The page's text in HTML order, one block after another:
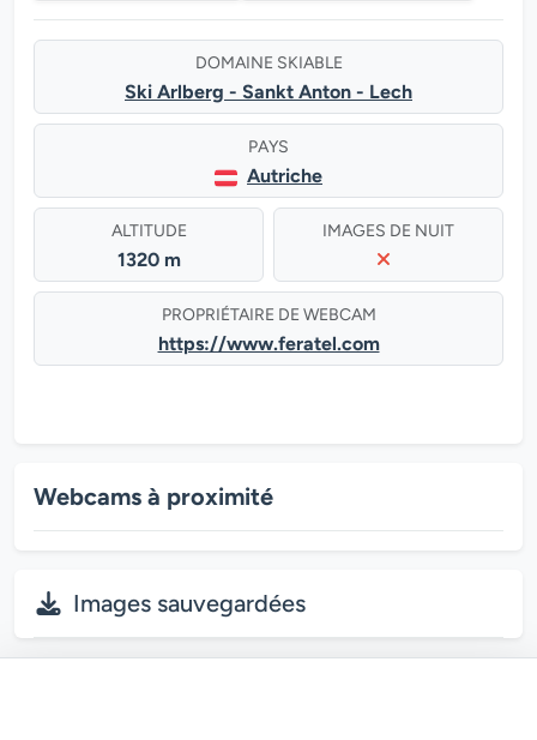
DOMAINE SKIABLE
Ski Arlberg - Sankt Anton - Lech
PAYS
Autriche
ALTITUDE
1320 m
IMAGES DE NUIT
PROPRIÉTAIRE DE WEBCAM
https://www.feratel.com
Webcams à proximité
Images sauvegardées